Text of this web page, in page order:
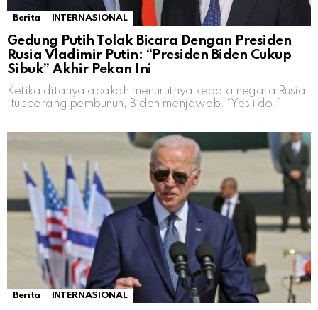
Berita INTERNASIONAL
Gedung Putih Tolak Bicara Dengan Presiden
Rusia Vladimir Putin: “Presiden Biden Cukup
Sibuk” Akhir Pekan Ini
Ketika ditanya apakah menurutnya kepala negara Rusia
itu seorang pembunuh, Biden menjawab: “Yes i do.”
Berita INTERNASIONAL